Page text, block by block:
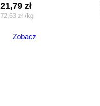
21,79 zł
72,63 zł /kg
Zobacz